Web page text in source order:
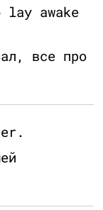
awake
все про